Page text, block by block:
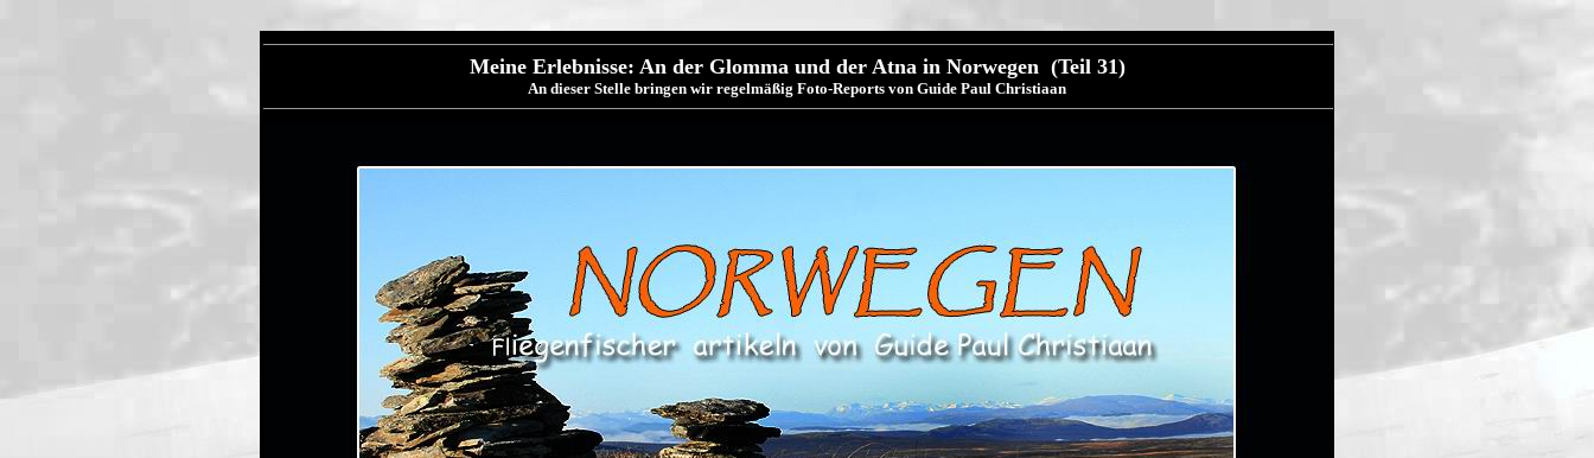
Meine Erlebnisse: An der Glomma und der Atna in Norwegen (Teil 31)
An dieser Stelle bringen wir regelmäßig Foto-Reports von Guide Paul Christiaan